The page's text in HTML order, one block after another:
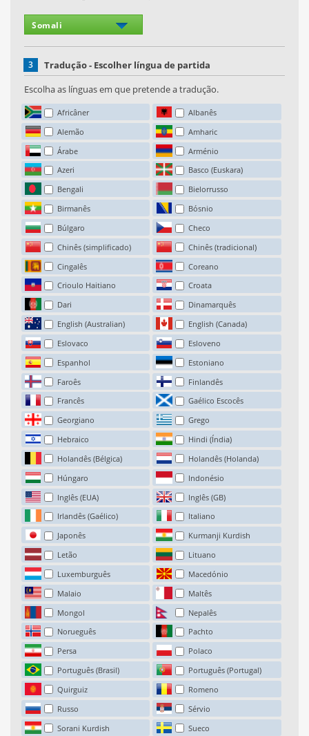
3
Tradução - Escolher língua de partida
Escolha as línguas em que pretende a tradução.
Africâner
Albanês
Alemão
Amharic
Árabe
Arménio
Azeri
Basco (Euskara)
Bengali
Bielorrusso
Birmanês
Bósnio
Búlgaro
Checo
Chinês (simplificado)
Chinês (tradicional)
Cingalês
Coreano
Crioulo Haitiano
Croata
Dari
Dinamarquês
English (Australian)
English (Canada)
Eslovaco
Esloveno
Espanhol
Estoniano
Faroês
Finlandês
Francês
Gaélico Escocês
Georgiano
Grego
Hebraico
Hindi (Índia)
Holandês (Bélgica)
Holandês (Holanda)
Húngaro
Indonésio
Inglês (EUA)
Inglês (GB)
Irlandês (Gaélico)
Italiano
Japonês
Kurmanji Kurdish
Letão
Lituano
Luxemburguês
Macedónio
Malaio
Maltês
Mongol
Nepalês
Norueguês
Pachto
Persa
Polaco
Português (Brasil)
Português (Portugal)
Quirguiz
Romeno
Russo
Sérvio
Sorani Kurdish
Sueco